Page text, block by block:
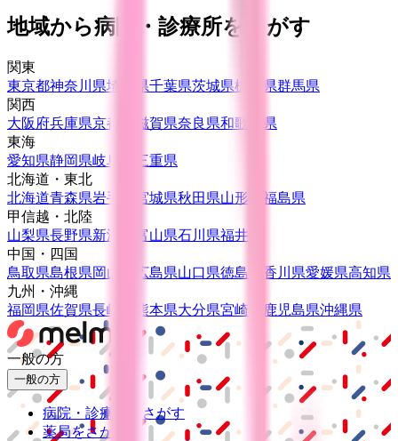
地域から病院・診療所をさがす
関東
東京都神奈川県埼玉県千葉県茨城県栃木県群馬県
関西
大阪府兵庫県京都府 滋賀県奈良県和歌山県
東海
愛知県静岡県岐阜県
三重県
北海道・東北
北海道青森県岩手県 宮城県秋田県山形県
福島県
甲信越・北陸
山梨県長野県新潟県 富山県石川県福井県
中国・四国
鳥取県島根県岡山県 広島県山口県徳島県 香川県愛媛県高知県
九州・沖縄
福岡県佐賀県長崎県 熊本県大分県宮崎県 鹿児島県沖縄県
一般の方
一般の方
病院・診療所をさがす
薬局をさがす